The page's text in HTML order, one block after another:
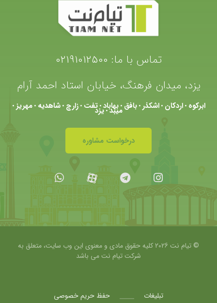
تماس با ما: 02191012500
یزد، میدان فرهنگ، خیابان استاد احمد آرام
ابرکوه •اردکان •اشکذر •بافق •بهاباد •تفت •زارچ •شاهدیه •مهریز • میبد•یزد
درخواست مشاوره
© تیام نت 2026 کلیه حقوق مادی و معنوی این وب سایت، متعلق به
شرکتتیام نت می باشد
حفظ حریم خصوصی تبلیغات